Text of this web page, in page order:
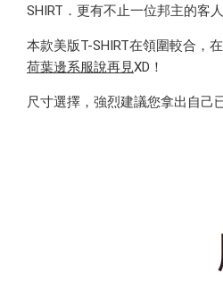
SHIRT．更有不止一位邦主的客
本款美版T-SHIRT在領圍較合，
荷葉邊系服說再見XD！
尺寸選擇，強烈建議您拿出自己